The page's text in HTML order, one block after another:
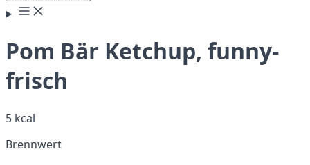
Pom Bär Ketchup, funny-
frisch
5 kcal
Brennwert